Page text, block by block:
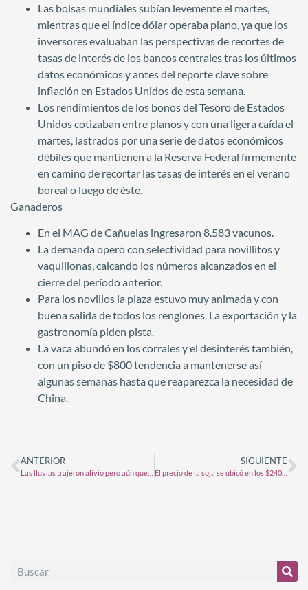
Las bolsas mundiales subían levemente el martes,
mientras que el índice dólar operaba plano, ya que los
inversores evaluaban las perspectivas de recortes de
tasas de interés de los bancos centrales tras los últimos
datos económicos y antes del reporte clave sobre
inflación en Estados Unidos de esta semana.
Los rendimientos de los bonos del Tesoro de Estados
Unidos cotizaban entre planos y con una ligera caída el
martes, lastrados por una serie de datos económicos
débiles que mantienen a la Reserva Federal firmemente
en camino de recortar las tasas de interés en el verano
boreal o luego de éste.
Ganaderos
En el MAG de Cañuelas ingresaron 8.583 vacunos.
La demanda operó con selectividad para novillitos y
vaquillonas, calcando los números alcanzados en el
cierre del período anterior.
Para los novillos la plaza estuvo muy animada y con
buena salida de todos los renglones. La exportación y la
gastronomía piden pista.
La vaca abundó en los corrales y el desinterés también,
con un piso de $800 tendencia a mantenerse así
algunas semanas hasta que reaparezca la necesidad de
China.
ANTERIOR SIGUIENTE
El precio de la soja se ubicó en los $240.000 pesos en Rosario: qué pasó con el trigo y el maíz